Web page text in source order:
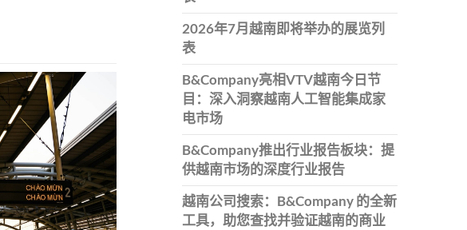
2026年7月越南即将举办的展览列
表
B&Company亮相VTV越南今日节
目：深入洞察越南人工智能集成家
电市场
B&Company推出行业报告板块：提
供越南市场的深度行业报告
越南公司搜索：B&Company 的全新
工具，助您查找并验证越南的商业